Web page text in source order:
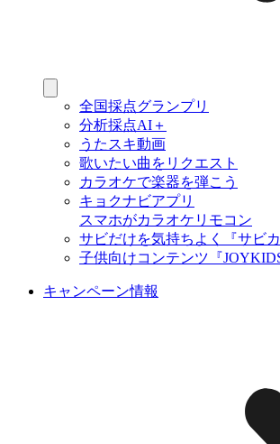
全国採点グランプリ
分析採点AI＋
うたスキ動画
歌いたい曲をリクエスト
カラオケで楽器を弾こう
キョクナビアプリ
スマホがカラオケリモコン
サビだけを気持ちよく『サビカ
子供向けコンテンツ『JOYKIDS
キャンペーン情報